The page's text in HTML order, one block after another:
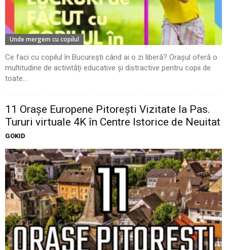
Unde mergem cu copilul
Ce faci cu copilul în București când ai o zi liberă? Orașul oferă o
multitudine de activități educative și distractive pentru copii de
toate...
11 Oraşe Europene Pitoreşti Vizitate la Pas.
Tururi virtuale 4K în Centre Istorice de Neuitat
GOKID